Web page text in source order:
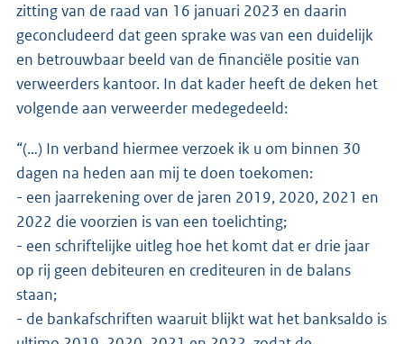
zitting van de raad van 16 januari 2023 en daarin
geconcludeerd dat geen sprake was van een duidelijk
en betrouwbaar beeld van de financiële positie van
verweerders kantoor. In dat kader heeft de deken het
volgende aan verweerder medegedeeld:
“(…) In verband hiermee verzoek ik u om binnen 30
dagen na heden aan mij te doen toekomen:
- een jaarrekening over de jaren 2019, 2020, 2021 en
2022 die voorzien is van een toelichting;
- een schriftelijke uitleg hoe het komt dat er drie jaar
op rij geen debiteuren en crediteuren in de balans
staan;
- de bankafschriften waaruit blijkt wat het banksaldo is